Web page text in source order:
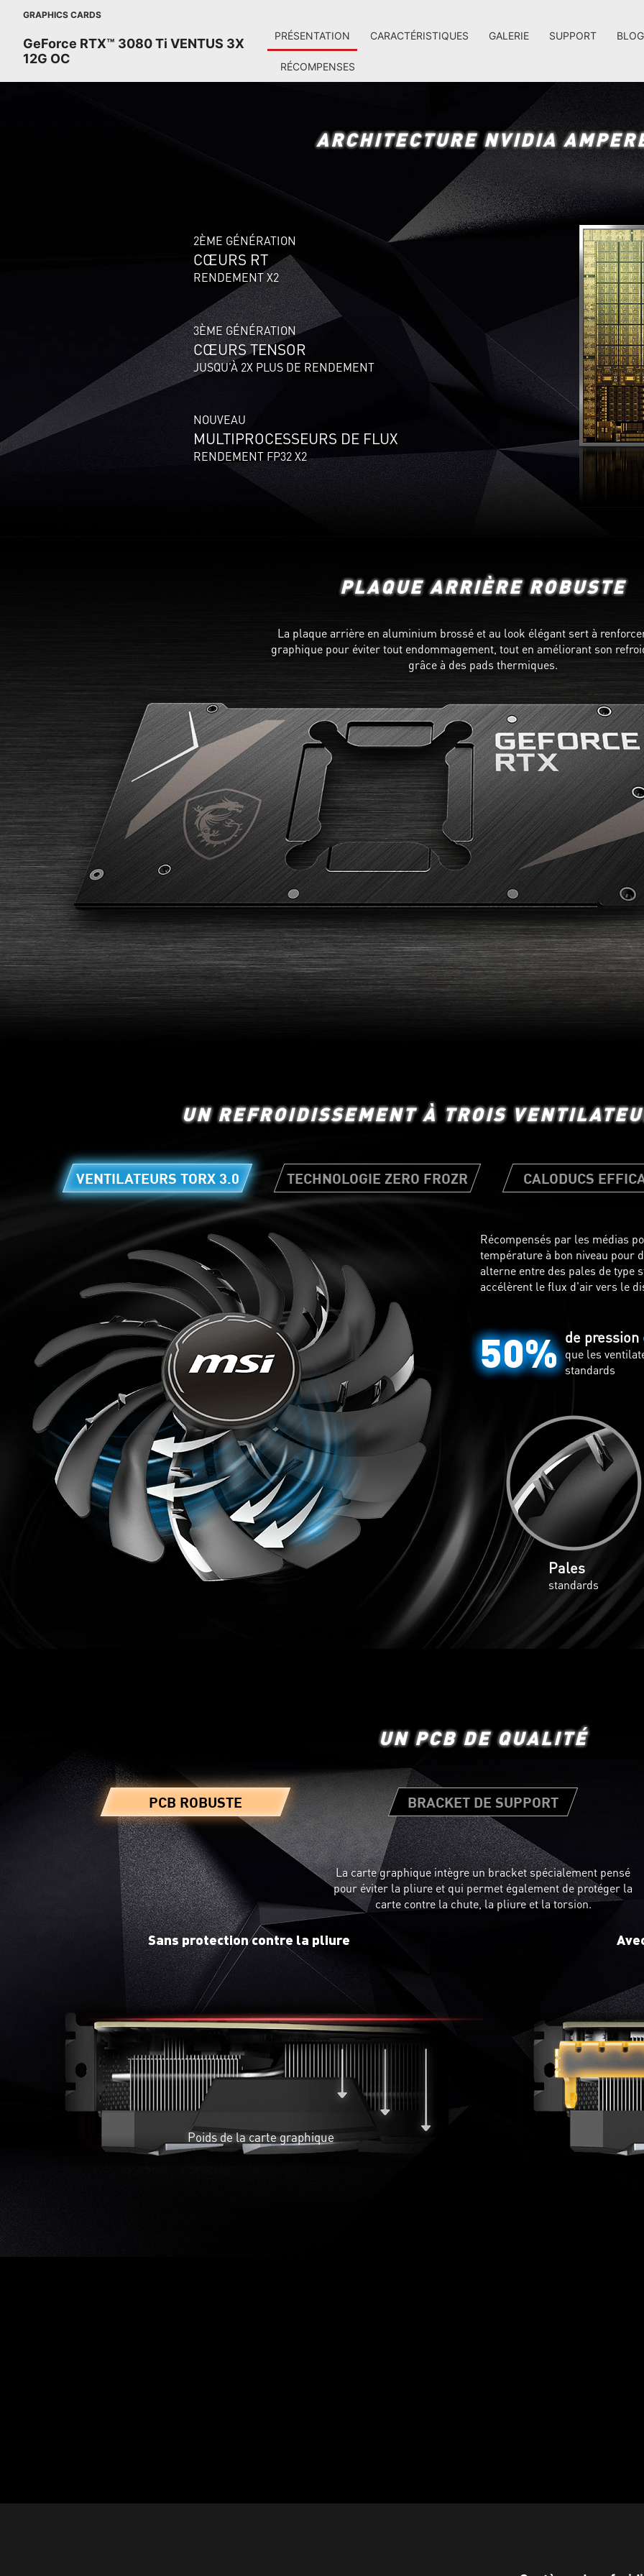
GRAPHICS CARDS
GeForce RTX™ 3080 Ti VENTUS 3X
12G OC
PRÉSENTATION CARACTÉRISTIQUES GALERIE SUPPORT BLOG
RÉCOMPENSES
ARCHITECTURE NVIDIA
2ÈME GÉNÉRATION
CŒURS RT
RENDEMENT X2
3ÈME GÉNÉRATION
CŒURS TENSOR
JUSQU’À 2X PLUS DE RENDEMENT
NOUVEAU
MULTIPROCESSEURS DE FLUX
RENDEMENT FP32 X2
PLAQUE ARRIÈRE ROBUSTE
La plaque arrière en aluminium brossé et au look élégant sert à
graphique pour éviter tout endommagement, tout en améliorant son
grâce à des pads thermiques.
UN REFROIDISSEMENT À TROIS
VENTILATEURS TORX 3.0 TECHNOLOGIE ZERO FROZR CALODUCS
Récompensés par les médias
température à bon niveau pour
alterne entre des pales de type
accélèrent le flux d'air vers le
50% de pression
que les
standards
Pales
standards
Les
zone de
Plusieurs pads thermiques
transfert de la chaleur émise
radiateur, pour un
UN PCB DE QUALITÉ
PCB ROBUSTE BRACKET DE SUPPORT
La carte graphique intègre un bracket spécialement pensé
pour éviter la pliure et qui permet également de protéger la
carte contre la chute, la pliure et la torsion.
Sans protection contre la pliure
Poids de la carte graphique
Le bracket de support fourni pourra être fixé sur votre
PC afin d'apporter un renforcement supplémentaire à
votre carte graphique.
Tous les circuits imprimés ne
graphique profite d'un circuit
mais également une capacité